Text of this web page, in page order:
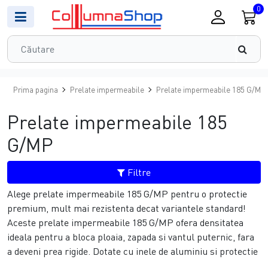
0
Prima pagina Prelate impermeabile Prelate impermeabile 185 G/MP
Prelate impermeabile 185
G/MP
Filtre
Alege prelate impermeabile 185 G/MP pentru o protectie
premium, mult mai rezistenta decat variantele standard!
Aceste prelate impermeabile 185 G/MP ofera densitatea
ideala pentru a bloca ploaia, zapada si vantul puternic, fara
a deveni prea rigide. Dotate cu inele de aluminiu si protectie